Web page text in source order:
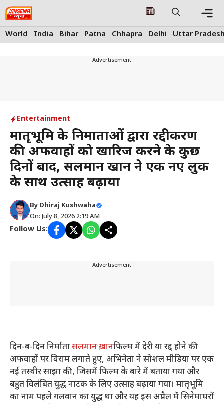
Skip
to
content
World India Bihar Patna Chhapra Delhi Uttar
---Advertisement---
Entertainment
मातृभूमि के निर्माताओं द्वारा रद्दीकरण
की अफवाहों को खारिज करने के कुछ
दिनों बाद, सलमान खान ने एक नए लुक
के साथ उत्साह बढ़ाया
By Dhiraj Kushwaha
On: July 8, 2026 2:19 AM
Follow Us:
---Advertisement---
दिन-ब-दिन निर्मातासलमान ख़ानफिल्म में देरी या रद्द होने की
अफवाहों पर विराम लगाते हुए, अभिनेता ने सोशल मीडिया पर एक
नई तस्वीर साझा की, जिसमें फिल्म के बारे में बताया गया और
बहुत विलंबित युद्ध नाटक के लिए उत्साह बढ़ाया गया। मातृभूमि
का नाम पहले गलवान का युद्ध था और यह इस अप्रैल में सिनेमाघरों